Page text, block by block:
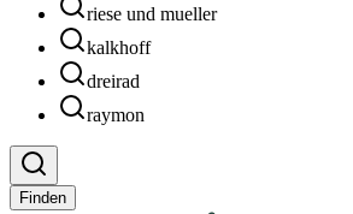
riese und mueller
kalkhoff
dreirad
raymon
Finden